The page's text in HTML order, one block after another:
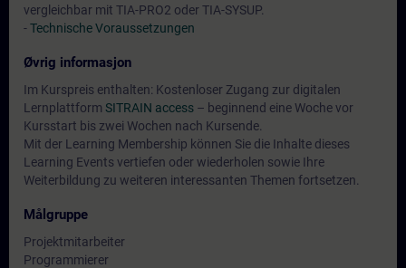
vergleichbar mit TIA-PRO2 oder TIA-SYSUP.
-Technische Voraussetzungen
Øvrig informasjon
Im Kurspreis enthalten: Kostenloser Zugang zur digitalen
Lernplattform SITRAIN access – beginnend eine Woche vor
Kursstart bis zwei Wochen nach Kursende.
Mit der Learning Membership können Sie die Inhalte dieses
Learning Events vertiefen oder wiederholen sowie Ihre
Weiterbildung zu weiteren interessanten Themen fortsetzen.
Målgruppe
Projektmitarbeiter
Programmierer